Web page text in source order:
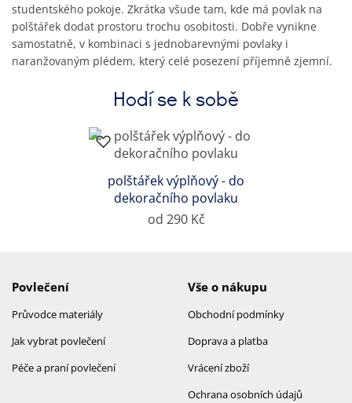
studentského pokoje. Zkrátka všude tam, kde má povlak na
polštářek dodat prostoru trochu osobitosti. Dobře vynikne
samostatně, v kombinaci s jednobarevnými povlaky i
naranžovaným plédem, který celé posezení příjemně zjemní.
Hodí se k sobě
polštářek výplňový - do
dekoračního povlaku
od 290 Kč
Povlečení
Průvodce materiály
Jak vybrat povlečení
Péče a praní povlečení
Vše o nákupu
Obchodní podmínky
Doprava a platba
Vrácení zboží
Ochrana osobních údajů